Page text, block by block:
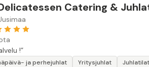
Catering &
!”
ja perhejuhlat Yritysjuhlat
Juhlatilat